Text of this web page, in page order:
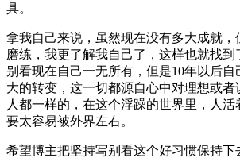
具。
拿我自己来说，虽然现在没有多大成就，
磨练，我更了解我自己了，这样也就找到
别看现在自己一无所有，但是10年以后
大的转变，这一切都源自心中对理想或者
人都一样的，在这个浮躁的世界里，人
要太容易被外界左右。
希望博主把坚持写别看这个好习惯保持下